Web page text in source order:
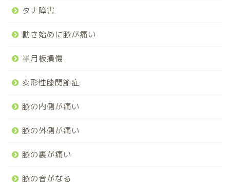
タナ障害
動き始めに膝が痛い
半月板損傷
変形性膝関節症
膝の内側が痛い
膝の外側が痛い
膝の裏が痛い
膝の音がなる